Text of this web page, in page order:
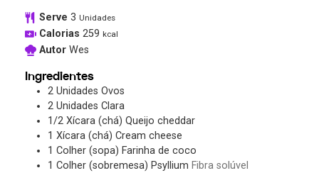
Serve 3 Unidades
Calorias 259 kcal
Autor Wes
Ingredientes
2 Unidades Ovos
2 Unidades Clara
1/2 Xícara (chá) Queijo cheddar
1 Xícara (chá) Cream cheese
1 Colher (sopa) Farinha de coco
1 Colher (sobremesa) Psyllium Fibra solúvel